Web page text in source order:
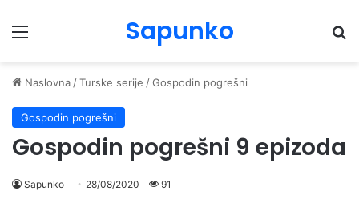
Menu Sapunko
Naslovna /Turske serije /Gospodin pogrešni
Gospodin pogrešni
Gospodin pogrešni 9 epizoda
Sapunko 28/08/2020 91